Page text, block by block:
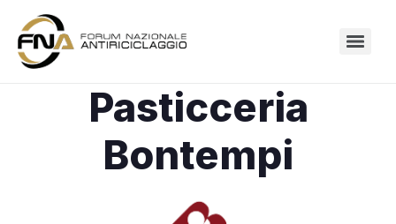
Pasticceria
Bontempi